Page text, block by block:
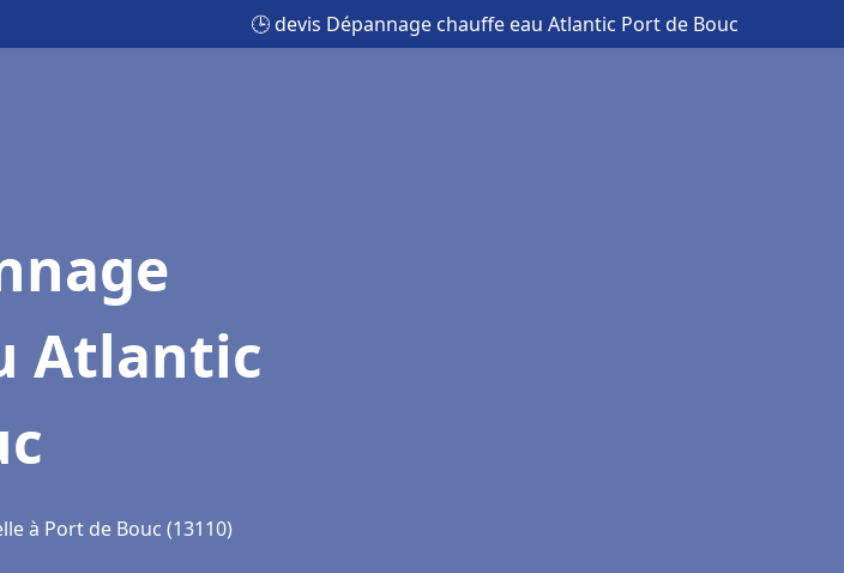
🕒 devis Dépannage chauffe eau Atlantic Port de Bouc
Atlantic
à Port de Bouc (13110)